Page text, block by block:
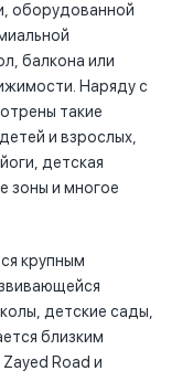
оборудованной
балкона или
Наряду с
такие
и взрослых,
детская
зоны и многое
крупным
детские сады,
близким
Road и